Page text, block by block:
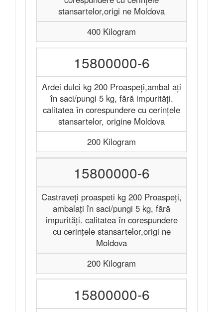
stansartelor,origi ne Moldova
400 Kilogram
15800000-6
Ardei dulci kg 200 Proaspeți,ambal ați
în saci/pungi 5 kg, fără impurități.
calitatea în corespundere cu cerințele
stansartelor, origine Moldova
200 Kilogram
15800000-6
Castraveți proaspeti kg 200 Proaspeți,
ambalați în saci/pungi 5 kg, fără
impurități. calitatea în corespundere
cu cerințele stansartelor,origi ne
Moldova
200 Kilogram
15800000-6